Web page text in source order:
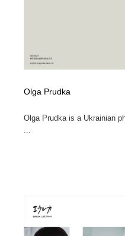
Olga Prudka
Olga Prudka is a Ukrainian